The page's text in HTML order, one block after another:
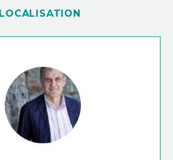
LOCALISATION